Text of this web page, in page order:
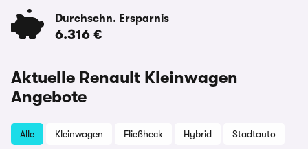
Durchschn. Ersparnis
6.316 €
Aktuelle Renault Kleinwagen
Angebote
Alle Kleinwagen Fließheck Hybrid Stadtauto